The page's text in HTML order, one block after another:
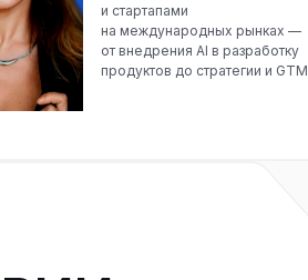
и стартапами
на международных рынках —
от внедрения AI в разработку
продуктов до стратегии и GTM